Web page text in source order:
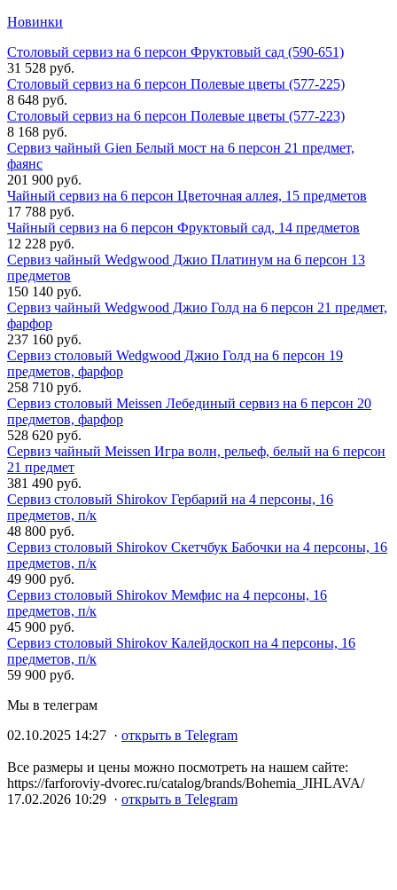
Новинки
Столовый сервиз на 6 персон Фруктовый сад (590-651)
31 528 руб.
Столовый сервиз на 6 персон Полевые цветы (577-225)
8 648 руб.
Столовый сервиз на 6 персон Полевые цветы (577-223)
8 168 руб.
Сервиз чайный Gien Белый мост на 6 персон 21 предмет,
фаянс
201 900 руб.
Чайный сервиз на 6 персон Цветочная аллея, 15 предметов
17 788 руб.
Чайный сервиз на 6 персон Фруктовый сад, 14 предметов
12 228 руб.
Сервиз чайный Wedgwood Джио Платинум на 6 персон 13
предметов
150 140 руб.
Сервиз чайный Wedgwood Джио Голд на 6 персон 21 предмет,
фарфор
237 160 руб.
Сервиз столовый Wedgwood Джио Голд на 6 персон 19
предметов, фарфор
258 710 руб.
Сервиз столовый Meissen Лебединый сервиз на 6 персон 20
предметов, фарфор
528 620 руб.
Сервиз чайный Meissen Игра волн, рельеф, белый на 6 персон
21 предмет
381 490 руб.
Сервиз столовый Shirokov Гербарий на 4 персоны, 16
предметов, п/к
48 800 руб.
Сервиз столовый Shirokov Скетчбук Бабочки на 4 персоны, 16
предметов, п/к
49 900 руб.
Сервиз столовый Shirokov Мемфис на 4 персоны, 16
предметов, п/к
45 900 руб.
Сервиз столовый Shirokov Калейдоскоп на 4 персоны, 16
предметов, п/к
59 900 руб.
Мы в телеграм
02.10.2025 14:27 · открыть в Telegram
Все размеры и цены можно посмотреть на нашем сайте:
https://farforoviy-dvorec.ru/catalog/brands/Bohemia_JIHLAVA/
17.02.2026 10:29 · открыть в Telegram